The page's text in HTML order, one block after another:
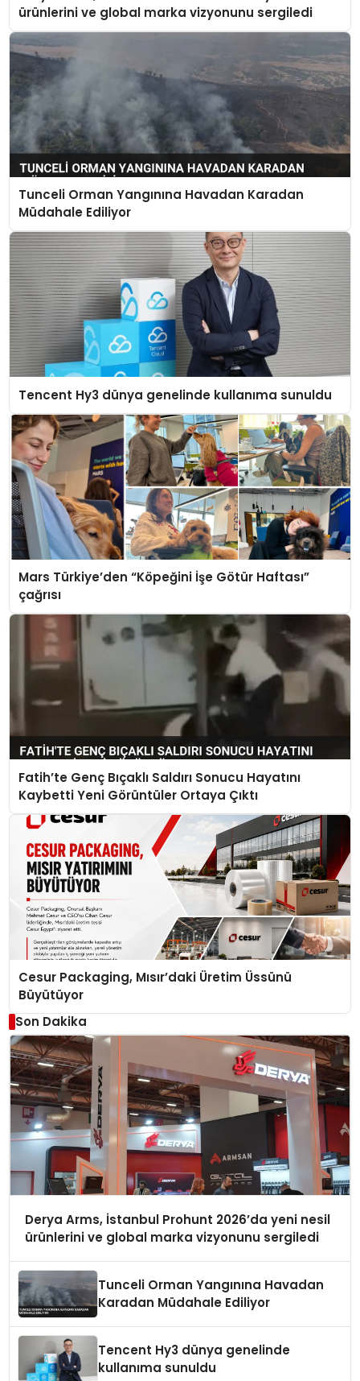
ürünlerini ve global marka vizyonunu sergiledi
Tunceli Orman Yangınına Havadan Karadan
Müdahale Ediliyor
Tencent Hy3 dünya genelinde kullanıma sunuldu
Mars Türkiye’den “Köpeğini İşe Götür Haftası”
çağrısı
Fatih’te Genç Bıçaklı Saldırı Sonucu Hayatını
Kaybetti Yeni Görüntüler Ortaya Çıktı
Cesur Packaging, Mısır’daki Üretim Üssünü
Büyütüyor
Son Dakika
Derya Arms, İstanbul Prohunt 2026’da yeni nesil
ürünlerini ve global marka vizyonunu sergiledi
Tunceli Orman Yangınına Havadan
Karadan Müdahale Ediliyor
Tencent Hy3 dünya genelinde
kullanıma sunuldu